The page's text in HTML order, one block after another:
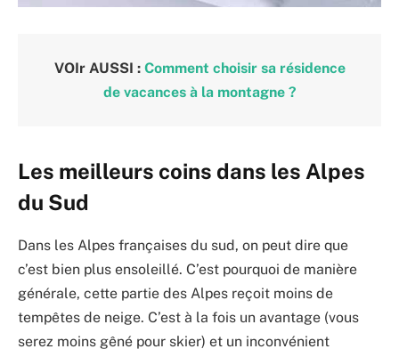
VOIr AUSSI : Comment choisir sa résidence
de vacances à la montagne ?
Les meilleurs coins dans les Alpes
du Sud
Dans les Alpes françaises du sud, on peut dire que
c’est bien plus ensoleillé. C’est pourquoi de manière
générale, cette partie des Alpes reçoit moins de
tempêtes de neige. C’est à la fois un avantage (vous
serez moins gêné pour skier) et un inconvénient